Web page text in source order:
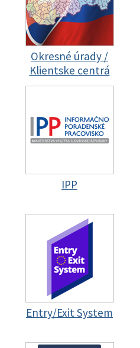
Okresné úrady /
Klientske centrá
IPP
Entry/Exit System